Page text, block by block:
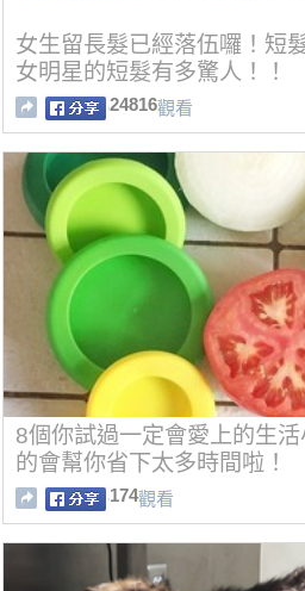
女生留長髮已經落伍囉！短
女明星的短髮有多驚人！！
24816觀看
8個你試過一定會愛上的生
的會幫你省下太多時間啦！
174觀看